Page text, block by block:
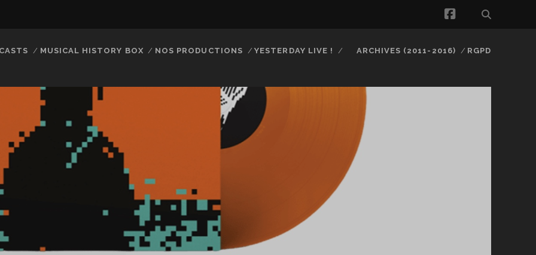
facebook
MUSICAL HISTORY BOX NOS PRODUCTIONS YESTERDAY LIVE ! ARCHIVES (2011-2016) RGPD